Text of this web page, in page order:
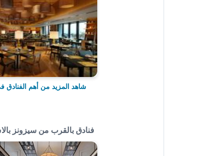
شاهد المزيد من أهم الفنادق
فنادق بالقرب من سيزونز